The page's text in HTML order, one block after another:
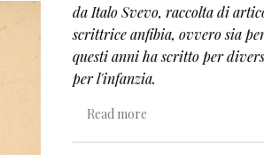
da Italo Svevo, raccolta di
scrittrice anfibia, ovvero sia
questi anni ha scritto per
per l'infanzia.
Read moreabout Un’idea di